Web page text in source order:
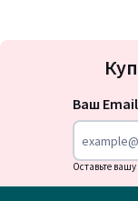
Ваш Email
Оставьте